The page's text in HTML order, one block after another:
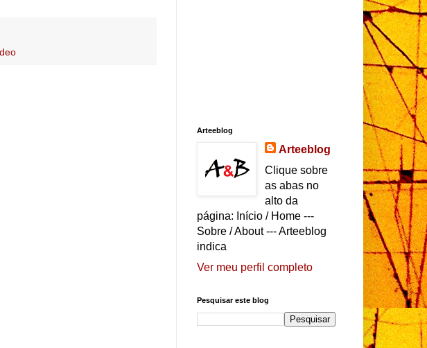
Arteeblog
Arteeblog
Clique sobre
as abas no
alto da
página: Início / Home ---
Sobre / About --- Arteeblog
indica
Ver meu perfil completo
Pesquisar este blog